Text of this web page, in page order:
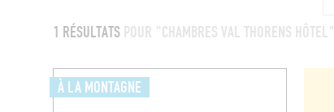
1 RÉSULTATS POUR "CHAMBRES VAL THORENS HÔTEL"
À LA MONTAGNE